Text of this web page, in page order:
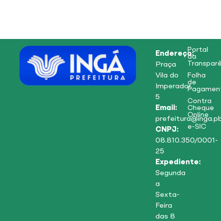
Endereço:
Praça
Vila do
Imperador,
5
Email:
CNPJ:
08.810.350/0001-
25
Expediente:
Segunda
a
Sexta-
Feira
das 8
Portal
da
Folha
de
Contra
Cheque
Online
e-SIC